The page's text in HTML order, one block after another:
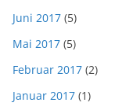
Juni 2017 (5)
Mai 2017 (5)
Februar 2017 (2)
Januar 2017 (1)